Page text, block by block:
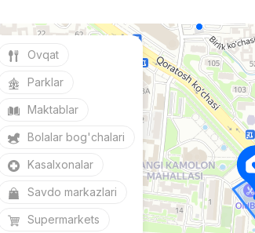
Ovqat
Parklar
Maktablar
Bolalar bog'chalari
Kasalxonalar
Savdo markazlari
Supermarkets